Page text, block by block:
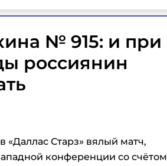
№ 915: и при
россиянин
«Даллас Старз» вялый матч,
конференции со счётом